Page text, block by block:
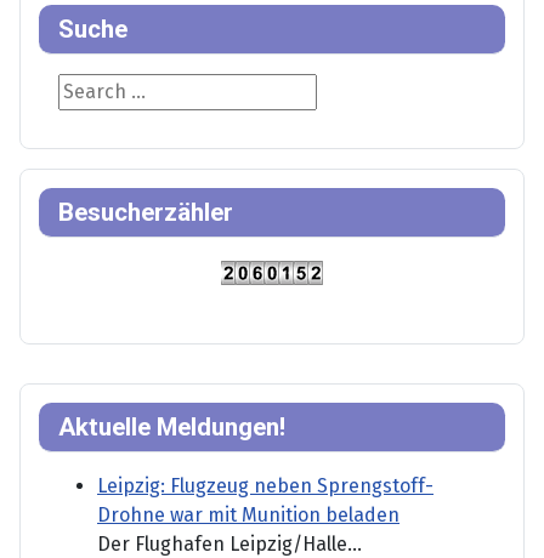
Aktuelle Meldungen!
Leipzig: Flugzeug neben Sprengstoff-
Drohne war mit Munition beladen
Der Flughafen Leipzig/Halle...
Suche
Suche
Besucherzähler